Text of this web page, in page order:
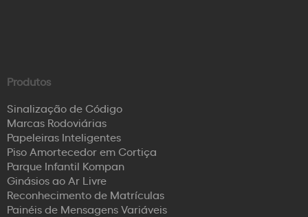
Produtos
Sinalização de Código
Marcas Rodoviárias
Papeleiras Inteligentes
Piso Amortecedor em Cortiça
Parque Infantil Kompan
Ginásios ao Ar Livre
Reconhecimento de Matrículas
Painéis de Mensagens Variáveis